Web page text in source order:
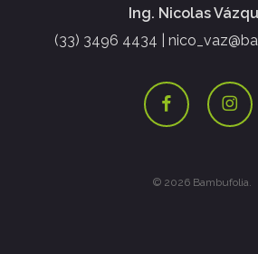
Ing. Nicolas
(33) 3496 4434 |
facebook instagram
© 2026 Bambufolia.